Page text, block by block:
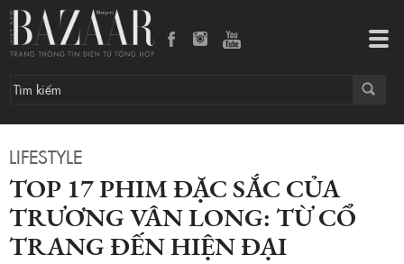
LIFESTYLE
TOP 17 PHIM ĐẶC SẮC CỦA
TRƯƠNG VÂN LONG: TỪ CỔ
TRANG ĐẾN HIỆN ĐẠI